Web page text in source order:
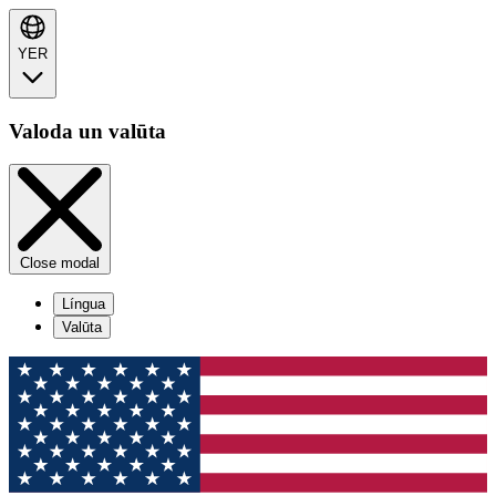
YER
Valoda un valūta
Close modal
Língua
Valūta